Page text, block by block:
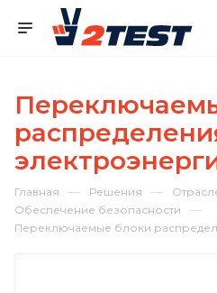
Главная — Решения —
Обеспечение безопасности —
Переключаемые блоки